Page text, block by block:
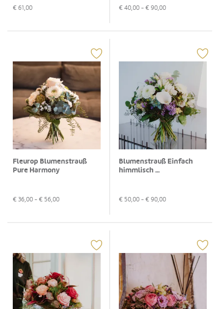
€ 61,00 € 40,00 - € 90,00
Fleurop Blumenstrauß
Pure Harmony
€ 36,00 - € 56,00
Blumenstrauß Einfach
himmlisch ...
€ 50,00 - € 90,00